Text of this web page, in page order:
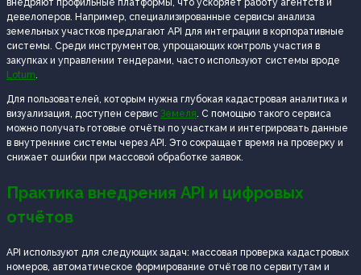
внедряют профильные платформы, что ускоряет работу агентств и
девелоперов. Например, специализированные сервисы анализа
земельных участков предлагают API для интеграции в корпоративные
системы. Среди инструментов, упрощающих контроль участия в
закупках и управлении тендерами, часто используют системы вроде
Lotum.
Для пользователей, которым нужна глубокая кадастровая аналитика и
визуализация, доступен сервис Земеля. С помощью такого сервиса
можно получать готовые отчёты по участкам и интегрировать данные
в внутренние системы через API. Это сокращает время на проверку и
снижает ошибки при массовой обработке заявок.
Практика внедрения API и цифровых
отчётов
API используют для следующих задач: массовая проверка кадастровых
номеров, автоматическое формирование отчётов по сервитутам и